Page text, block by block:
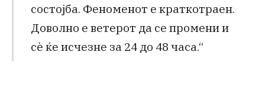
состојба. Феноменот е краткотраен.
Доволно е ветерот да се промени и
сè ќе исчезне за 24 до 48 часа.“